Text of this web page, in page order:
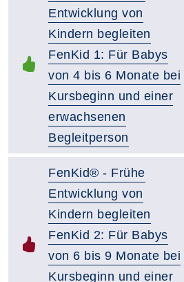
Entwicklung von
Kindern begleiten
FenKid 1: Für Babys
von 4 bis 6 Monate bei
Kursbeginn und einer
erwachsenen
Begleitperson
FenKid® - Frühe
Entwicklung von
Kindern begleiten
FenKid 2: Für Babys
von 6 bis 9 Monate bei
Kursbeginn und einer